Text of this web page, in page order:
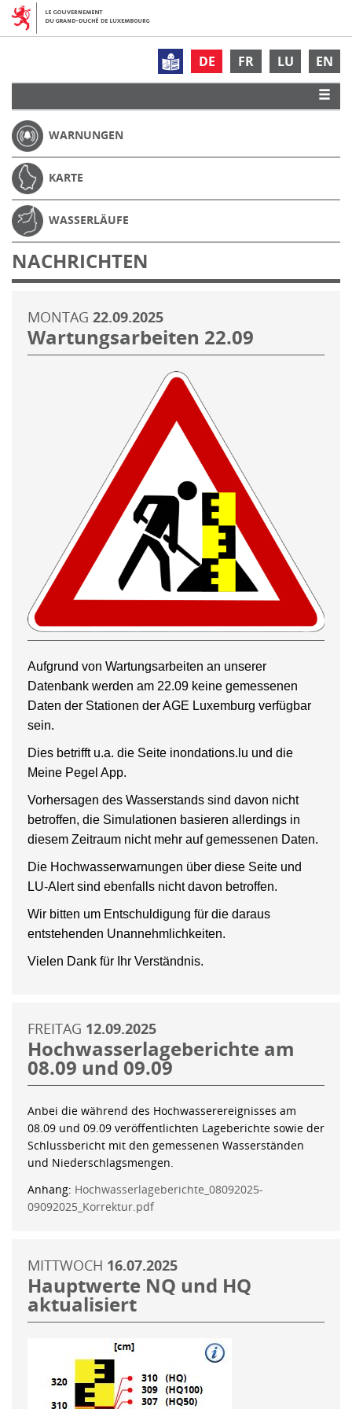
DE FR LU EN
WARNUNGEN
KARTE
WASSERLÄUFE
NACHRICHTEN
MONTAG 22.09.2025
Wartungsarbeiten 22.09
Aufgrund von Wartungsarbeiten an unserer
Datenbank werden am 22.09 keine gemessenen
Daten der Stationen der AGE Luxemburg verfügbar
sein.
Dies betrifft u.a. die Seite inondations.lu und die
Meine Pegel App.
Vorhersagen des Wasserstands sind davon nicht
betroffen, die Simulationen basieren allerdings in
diesem Zeitraum nicht mehr auf gemessenen Daten.
Die Hochwasserwarnungen über diese Seite und
LU-Alert sind ebenfalls nicht davon betroffen.
Wir bitten um Entschuldigung für die daraus
entstehenden Unannehmlichkeiten.
Vielen Dank für Ihr Verständnis.
FREITAG 12.09.2025
Hochwasserlageberichte am
08.09 und 09.09
Anbei die während des Hochwasserereignisses am
08.09 und 09.09 veröffentlichten Lageberichte sowie der
Schlussbericht mit den gemessenen Wasserständen
und Niederschlagsmengen.
Anhang: Hochwasserlageberichte_08092025-
09092025_Korrektur.pdf
MITTWOCH 16.07.2025
Hauptwerte NQ und HQ
aktualisiert